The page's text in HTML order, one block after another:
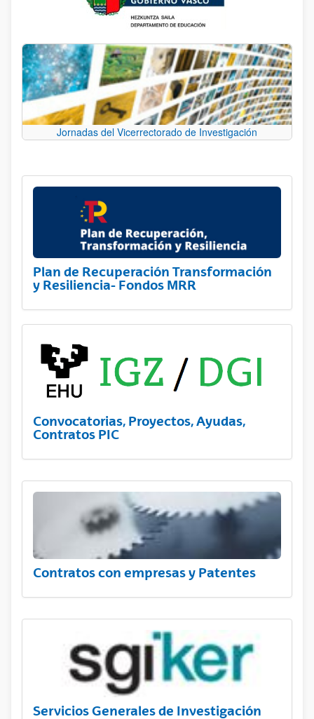
Jornadas del Vicerrectorado de Investigación
Plan de Recuperación Transformación
y Resiliencia- Fondos MRR
Convocatorias, Proyectos, Ayudas,
Contratos PIC
Contratos con empresas y Patentes
Servicios Generales de Investigación